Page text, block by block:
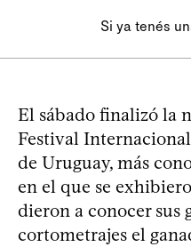
Si ya tenés
El sábado finalizó la
Festival
de Uruguay, más
en el que se
dieron a conocer sus
cortometrajes el